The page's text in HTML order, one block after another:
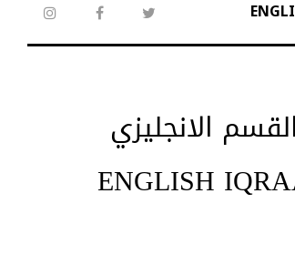
twitter
facebook
القسم الانجليزي
ENGLISH